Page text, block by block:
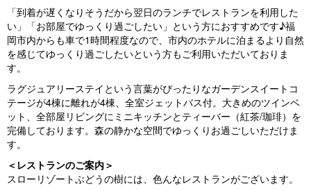
「到着が遅くなりそうだから翌日のランチでレストランを利用した
い」「お部屋でゆっくり過ごしたい」という方におすすめです♪福
岡市内からも車で1時間程度なので、市内のホテルに泊まるより自然
を感じてゆっくり過ごしたいという方もご利用いただいておりま
す。
ラグジュアリーステイという言葉がぴったりなガーデンスイートコ
テージが4棟に離れが4棟、全室ジェットバス付。大きめのツインベ
ット、全部屋リビングにミニキッチンとティーバー（紅茶/珈琲）を
完備しております。森の静かな空間でゆっくりお過ごしいただけま
す。
＜レストランのご案内＞
スローリゾートぶどうの樹には、色んなレストランがございます。